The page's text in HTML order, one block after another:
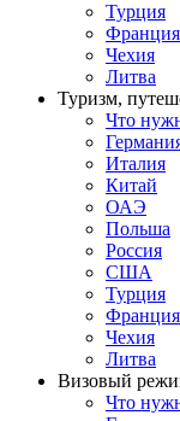
Турция
Франция
Чехия
Литва
Туризм,
Что
Италия
Китай
ОАЭ
Польша
Россия
США
Турция
Франция
Чехия
Литва
Визовый
Что